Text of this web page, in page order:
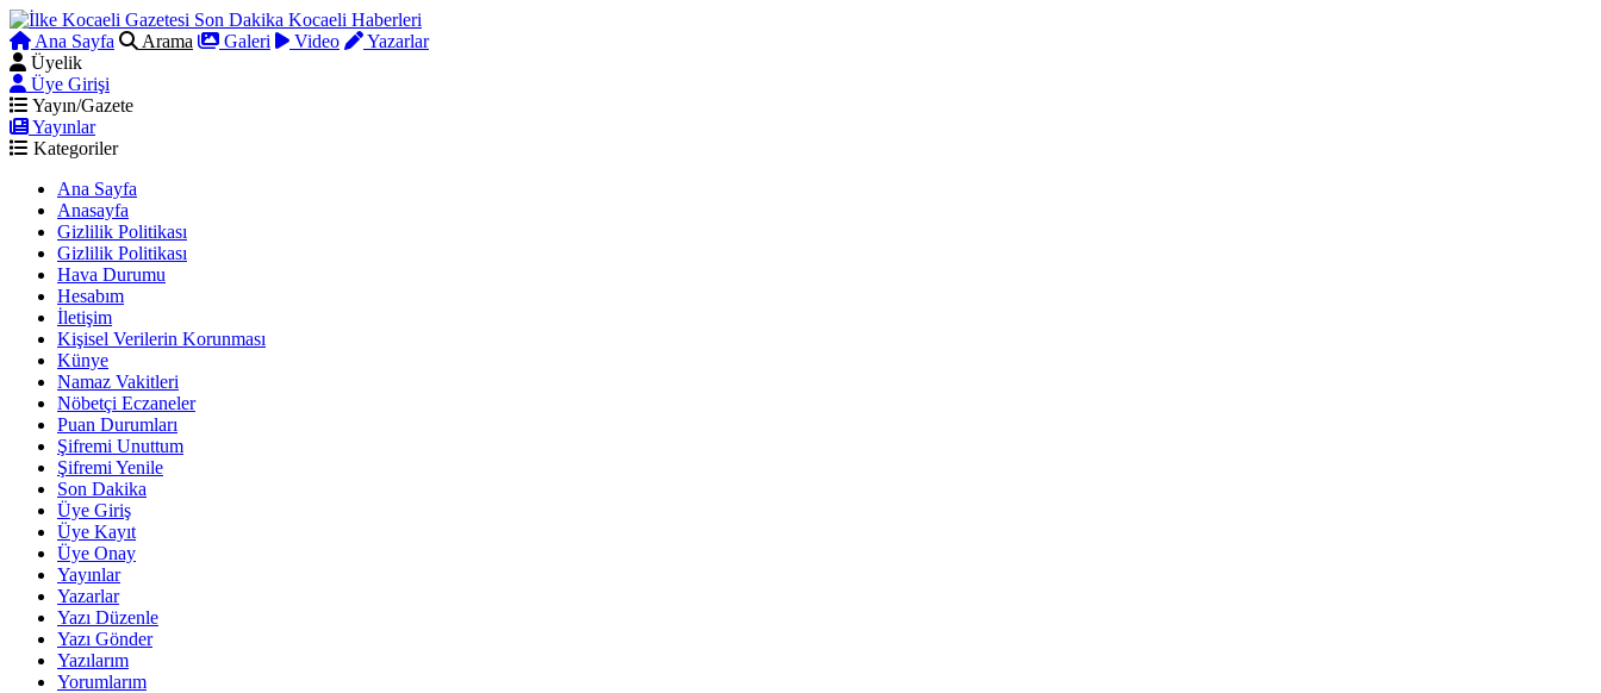
Ana Sayfa Arama Galeri Video
Yazarlar
Üyelik
Üye Girişi
Yayın/Gazete
Yayınlar
Kategoriler
Ana Sayfa
Anasayfa
Gizlilik Politikası
Gizlilik Politikası
Hava Durumu
Hesabım
İletişim
Kişisel Verilerin Korunması
Künye
Namaz Vakitleri
Nöbetçi Eczaneler
Puan Durumları
Şifremi Unuttum
Şifremi Yenile
Son Dakika
Üye Giriş
Üye Kayıt
Üye Onay
Yayınlar
Yazarlar
Yazı Düzenle
Yazı Gönder
Yazılarım
Yorumlarım